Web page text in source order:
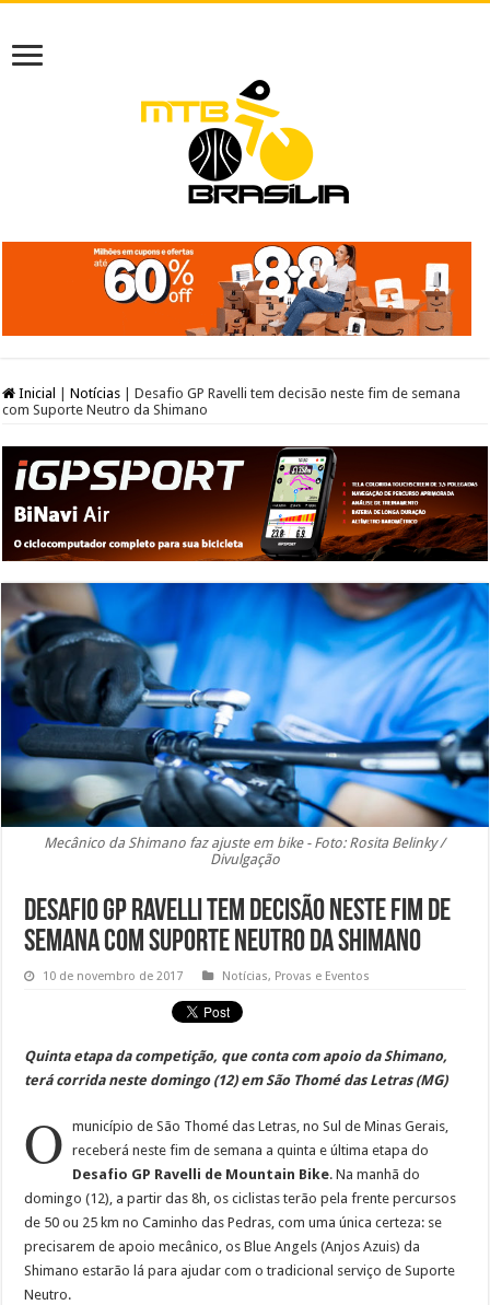
Inicial Notícias
Desafio GP Ravelli tem decisão neste fim de semana
com Suporte Neutro da Shimano
Mecânico da Shimano faz ajuste em bike - Foto: Rosita Belinky /
Divulgação
Desafio GP Ravelli tem decisão neste fim de
semana com Suporte Neutro da Shimano
10 de novembro de 2017 Notícias, Provas e Eventos
Quinta etapa da competição, que conta com apoio da Shimano,
terá corrida neste domingo (12) em São Thomé das Letras (MG)
O
município de São Thomé das Letras, no Sul de Minas Gerais,
receberá neste fim de semana a quinta e última etapa do
Desafio GP Ravelli de Mountain Bike. Na manhã do
domingo (12), a partir das 8h, os ciclistas terão pela frente percursos
de 50 ou 25 km no Caminho das Pedras, com uma única certeza: se
precisarem de apoio mecânico, os Blue Angels (Anjos Azuis) da
Shimano estarão lá para ajudar com o tradicional serviço de Suporte
Neutro.